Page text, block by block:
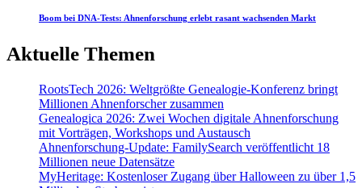
Boom bei DNA-Tests: Ahnenforschung erlebt rasant wachsenden Markt
Aktuelle Themen
RootsTech 2026: Weltgrößte Genealogie-Konferenz bringt
Millionen Ahnenforscher zusammen
Genealogica 2026: Zwei Wochen digitale Ahnenforschung
mit Vorträgen, Workshops und Austausch
Ahnenforschung-Update: FamilySearch veröffentlicht 18
Millionen neue Datensätze
MyHeritage: Kostenloser Zugang über Halloween zu über 1,5